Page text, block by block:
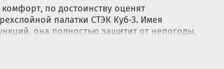
по достоинству оценят
палатки СТЭК Куб-3. Имея
она полностью защитит от непогоды,
в сильный снегопад и ветреную погоду.